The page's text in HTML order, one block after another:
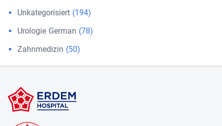
Unkategorisiert (194)
Urologie German (78)
Zahnmedizin (50)